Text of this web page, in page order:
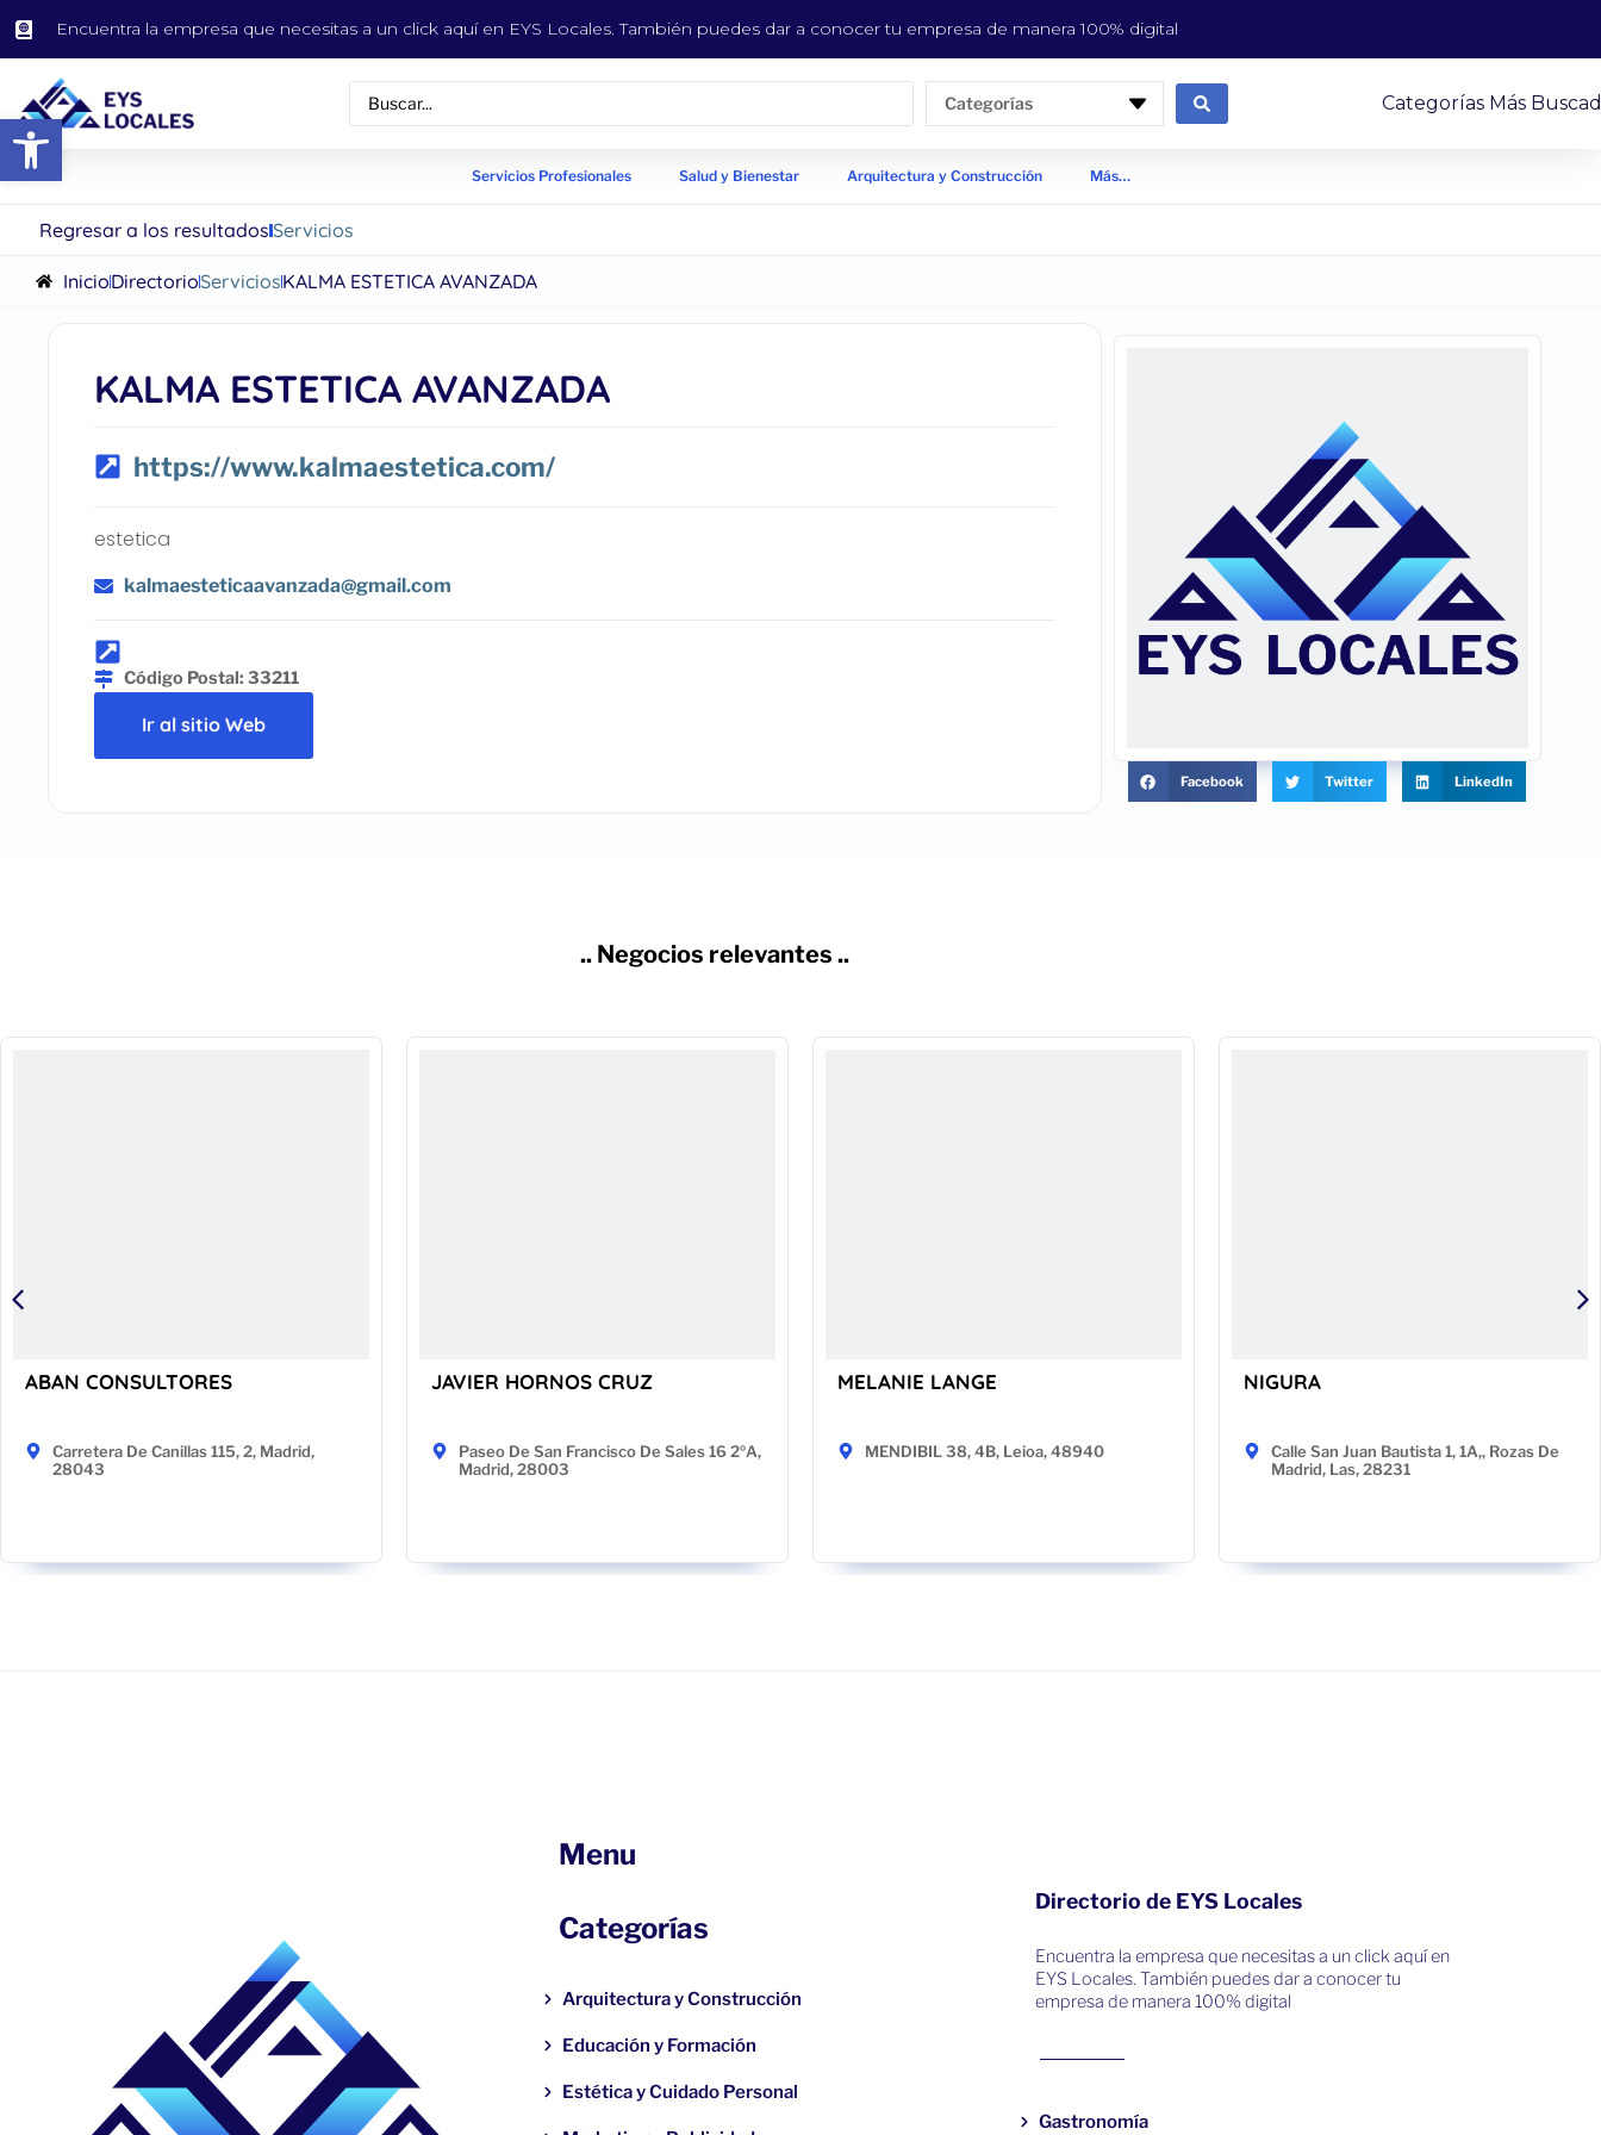
Abrir barra de herramientas
Encuentra la empresa que necesitas a un click aquí en EYS Locales. También puedes dar a conocer tu empresa de manera 100% digital
Categorías Categorías Más
Servicios Profesionales Salud y Bienestar Arquitectura y Construcción Más…
Regresar a los resultadosServicios
InicioDirectorioServiciosKALMA ESTETICA AVANZADA
KALMA ESTETICA AVANZADA
https://www.kalmaestetica.com/
estetica
kalmaesteticaavanzada@gmail.com
Código Postal: 33211
Ir al sitio Web
Facebook Twitter LinkedIn
.. Negocios relevantes ..
ABAN CONSULTORES
Carretera De Canillas 115, 2, Madrid,
28043
JAVIER HORNOS CRUZ
Paseo De San Francisco De Sales 16 2ºA,
Madrid, 28003
MELANIE LANGE
MENDIBIL 38, 4B, Leioa, 48940
NIGURA
Calle San Juan Bautista 1, 1A,, Rozas De
Madrid, Las, 28231
Menu
Categorías
Arquitectura y Construcción
Educación y Formación
Estética y Cuidado Personal
Directorio de EYS Locales
Encuentra la empresa que necesitas a un click aquí en
EYS Locales. También puedes dar a conocer tu
empresa de manera 100% digital
Gastronomía